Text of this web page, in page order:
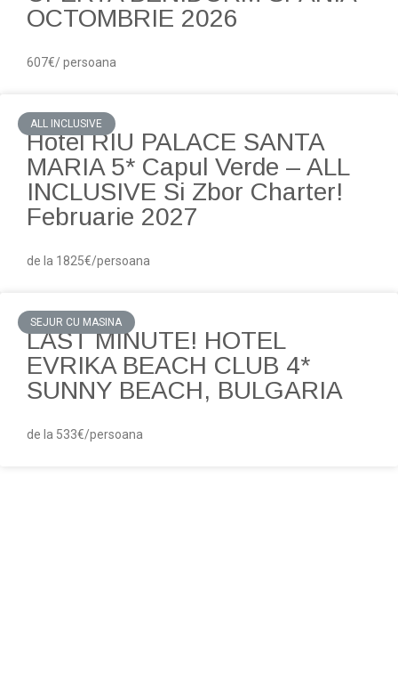
OCTOMBRIE 2026
607€/ persoana
ALL INCLUSIVE
Hotel RIU PALACE SANTA
MARIA 5* Capul Verde – ALL
INCLUSIVE Si Zbor Charter!
Februarie 2027
de la 1825€/persoana
SEJUR CU MASINA
LAST MINUTE! HOTEL
EVRIKA BEACH CLUB 4*
SUNNY BEACH, BULGARIA
de la 533€/persoana